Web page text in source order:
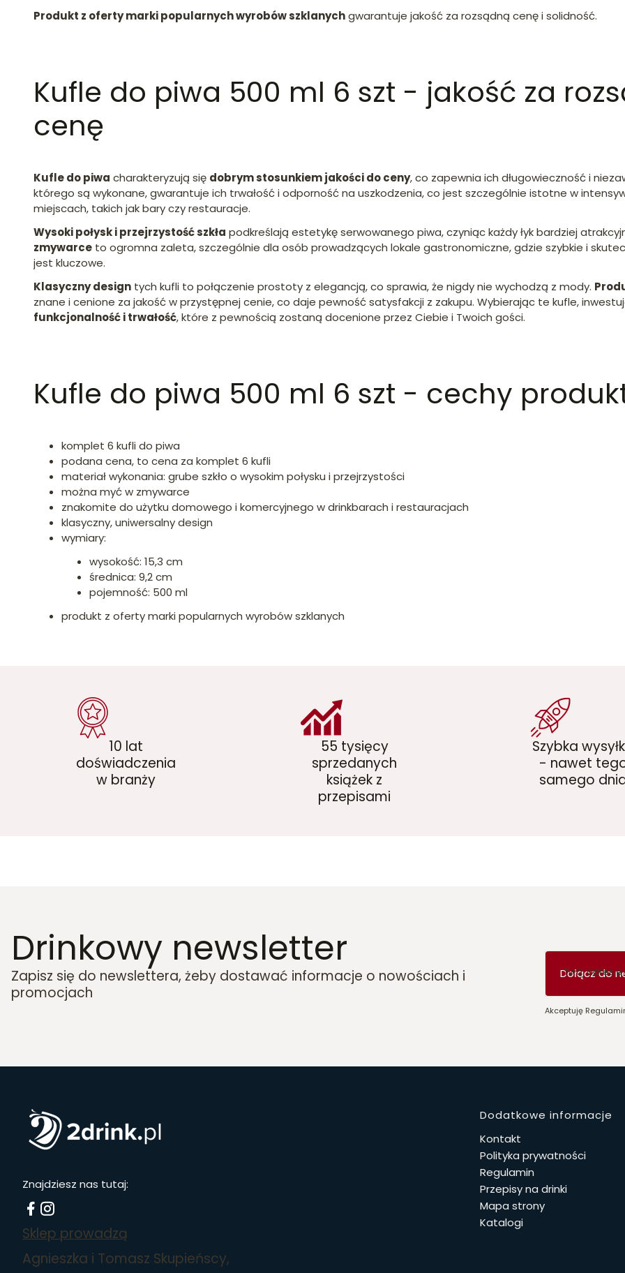
Produkt z oferty marki popularnych wyrobów szklanychgwarantuje jakość za rozsądną cenę i solidność.
Kufle do piwa 500 ml 6 szt - jakość za
cenę
Kufle do piwa charakteryzują się dobrym stosunkiem jakości do ceny, co zapewnia ich długowieczność i
którego są wykonane, gwarantuje ich trwałość i odporność na uszkodzenia, co jest szczególnie istotne w
miejscach, takich jak bary czy restauracje.
Wysoki połysk i przejrzystość szkła podkreślają estetykę serwowanego piwa, czyniąc każdy łyk bardziej
zmywarce to ogromna zaleta, szczególnie dla osób prowadzących lokale gastronomiczne, gdzie szybkie i
jest kluczowe.
Klasyczny design tych kufli to połączenie prostoty z elegancją, co sprawia, że nigdy nie wychodzą z mody.
znane i cenione za jakość w przystępnej cenie, co daje pewność satysfakcji z zakupu. Wybierając te kufle,
funkcjonalność i trwałość, które z pewnością zostaną docenione przez Ciebie i Twoich gości.
Kufle do piwa 500 ml 6 szt - cechy
komplet 6 kufli do piwa
podana cena, to cena za komplet 6 kufli
materiał wykonania: grube szkło o wysokim połysku i przejrzystości
można myć w zmywarce
znakomite do użytku domowego i komercyjnego w drinkbarach i restauracjach
klasyczny, uniwersalny design
wymiary:
wysokość: 15,3 cm
średnica: 9,2 cm
pojemność: 500 ml
produkt z oferty marki popularnych wyrobów szklanych
10 lat
doświadczenia
w branży
55 tysięcy
sprzedanych
książek z
przepisami
Szybka
- nawet
samego
Drinkowy newsletter
Zapisz się do newslettera, żeby dostawać informacje o nowościach i
promocjach
Twój adres
Dołącz do
Akceptuję
Znajdziesz nas tutaj:
Sklep prowadzą
Agnieszka i Tomasz Skupieńscy,
Linki w
Dodatkowe informacje
Kontakt
Polityka prywatności
Regulamin
Przepisy na drinki
Mapa strony
Katalogi